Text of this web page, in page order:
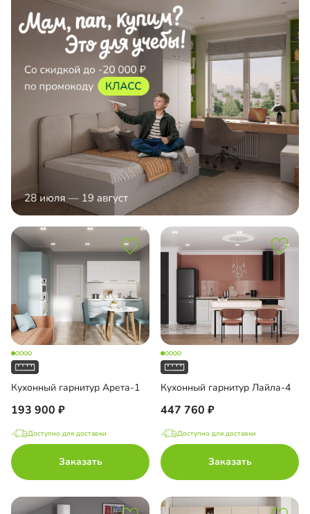
Кухонный гарнитур Арета-1
193 900
Доступно для доставки
Заказать
Кухонный гарнитур Лайла-4
447 760
Доступно для доставки
Заказать